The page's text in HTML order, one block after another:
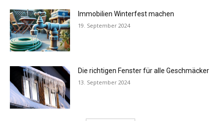
Immobilien Winterfest machen
19. September 2024
Die richtigen Fenster für alle Geschmäcker
13. September 2024